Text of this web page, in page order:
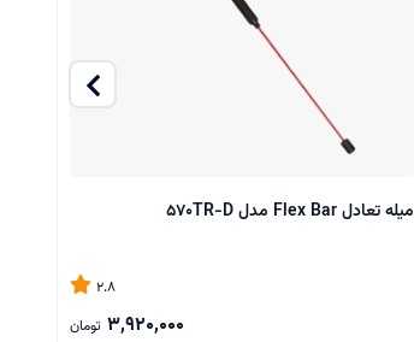
میله تعادل Flex Bar مدل 570TR-D
2.8
3,920,000 تومان